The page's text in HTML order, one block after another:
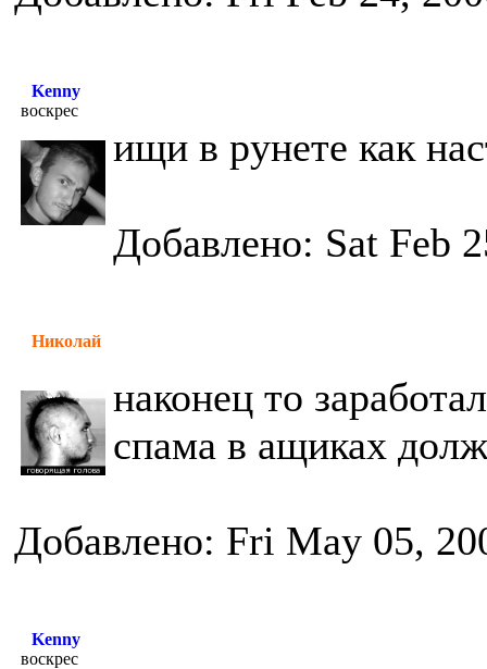
Kenny
воскрес
ищи в рунете как
Добавлено: Sat Feb
Николай
наконец то
спама в ащиках
Добавлено: Fri May 05,
Kenny
воскрес